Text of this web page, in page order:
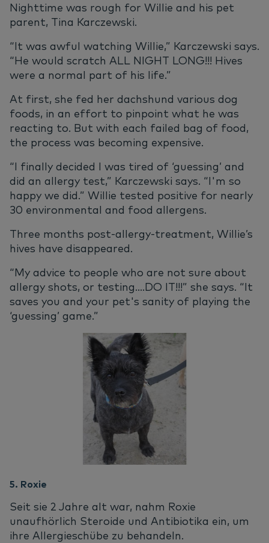
Nighttime was rough for Willie and his pet
parent, Tina Karczewski.
“It was awful watching Willie,” Karczewski says.
“He would scratch ALL NIGHT LONG!!! Hives
were a normal part of his life.”
At first, she fed her dachshund various dog
foods, in an effort to pinpoint what he was
reacting to. But with each failed bag of food,
the process was becoming expensive.
“I finally decided I was tired of ‘guessing’ and
did an allergy test,” Karczewski says. “I'm so
happy we did.” Willie tested positive for nearly
30 environmental and food allergens.
Three months post-allergy-treatment, Willie’s
hives have disappeared.
“My advice to people who are not sure about
allergy shots, or testing....DO IT!!!” she says. “It
saves you and your pet's sanity of playing the
‘guessing’ game.”
5. Roxie
Seit sie 2 Jahre alt war, nahm Roxie
unaufhörlich Steroide und Antibiotika ein, um
ihre Allergieschübe zu behandeln.